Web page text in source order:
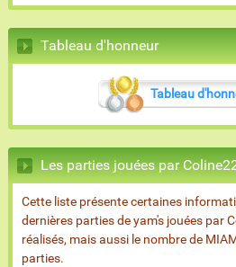
Tableau d'honneur
Tableau
Les parties jouées par
Cette liste présente certaines
dernières parties de yam's jouées par
réalisés, mais aussi le nombre de
parties.